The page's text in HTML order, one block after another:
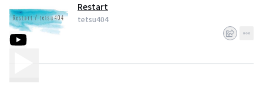
Restart
tetsu404